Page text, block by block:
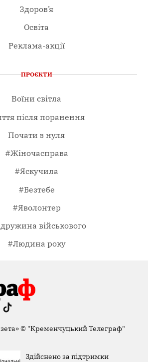
Здоров’я
Освіта
Реклама-акції
ПРОЄКТИ
Воїни світла
після поранення
Почати з нуля
#Жіночасправа
#Яскучила
#Безтебе
#Яволонтер
військового
#Людина року
TikTok
© "Кременчуцький Телеграф"
Здійснено за підтримки